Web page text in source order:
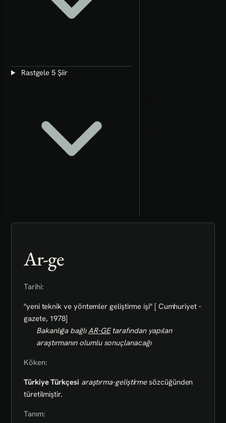
Rastgele 5 Şiir
Ar-ge
Tarihi:
"yeni teknik ve yöntemler geliştirme işi" [ Cumhuriyet -
gazete, 1978]
Bakanlığa bağlıAR-GEtarafından yapılan
araştırmanın olumlu sonuçlanacağı
Köken:
Türkiye Türkçesi araştırma-geliştirmesözcüğünden
türetilmiştir.
Tanım: